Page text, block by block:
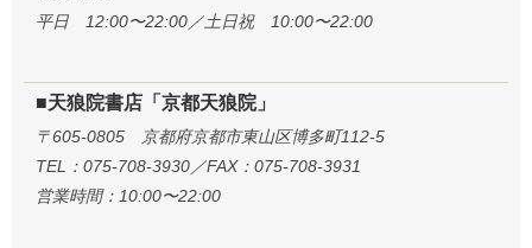
平日 12:00〜22:00／土日祝 10:00〜22:00
■天狼院書店「京都天狼院」
〒605-0805 京都府京都市東山区博多町112-5
TEL：075-708-3930／FAX：075-708-3931
営業時間：10:00〜22:00